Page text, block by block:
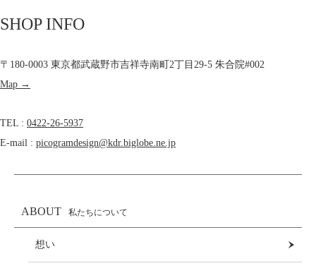
SHOP INFO
〒180-0003 東京都武蔵野市吉祥寺南町2丁目29-5 朱合院#002
Map →
TEL : 0422-26-5937
E-mail : picogramdesign@kdr.biglobe.ne.jp
ABOUT 私たちについて
想い